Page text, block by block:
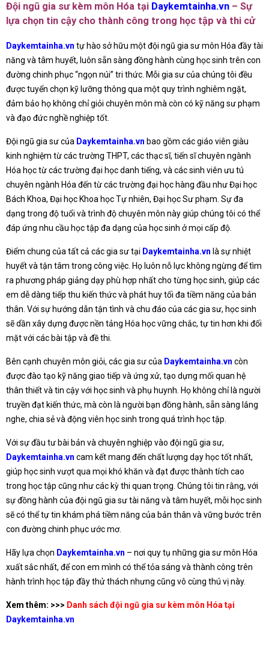
Đội ngũ gia sư kèm môn Hóa tại Daykemtainha.vn – Sự
lựa chọn tin cậy cho thành công trong học tập và thi cử
Daykemtainha.vn tự hào sở hữu một đội ngũ gia sư môn Hóa đầy tài
năng và tâm huyết, luôn sẵn sàng đồng hành cùng học sinh trên con
đường chinh phục “ngọn núi” tri thức. Mỗi gia sư của chúng tôi đều
được tuyển chọn kỹ lưỡng thông qua một quy trình nghiêm ngặt,
đảm bảo họ không chỉ giỏi chuyên môn mà còn có kỹ năng sư phạm
và đạo đức nghề nghiệp tốt.
Đội ngũ gia sư của Daykemtainha.vn bao gồm các giáo viên giàu
kinh nghiệm từ các trường THPT, các thạc sĩ, tiến sĩ chuyên ngành
Hóa học từ các trường đại học danh tiếng, và các sinh viên ưu tú
chuyên ngành Hóa đến từ các trường đại học hàng đầu như Đại học
Bách Khoa, Đại học Khoa học Tự nhiên, Đại học Sư phạm. Sự đa
dạng trong độ tuổi và trình độ chuyên môn này giúp chúng tôi có thể
đáp ứng nhu cầu học tập đa dạng của học sinh ở mọi cấp độ.
Điểm chung của tất cả các gia sư tại Daykemtainha.vn là sự nhiệt
huyết và tận tâm trong công việc. Họ luôn nỗ lực không ngừng để tìm
ra phương pháp giảng dạy phù hợp nhất cho từng học sinh, giúp các
em dễ dàng tiếp thu kiến thức và phát huy tối đa tiềm năng của bản
thân. Với sự hướng dẫn tận tình và chu đáo của các gia sư, học sinh
sẽ dần xây dựng được nền tảng Hóa học vững chắc, tự tin hơn khi đối
mặt với các bài tập và đề thi.
Bên cạnh chuyên môn giỏi, các gia sư của Daykemtainha.vn còn
được đào tạo kỹ năng giao tiếp và ứng xử, tạo dựng mối quan hệ
thân thiết và tin cậy với học sinh và phụ huynh. Họ không chỉ là người
truyền đạt kiến thức, mà còn là người bạn đồng hành, sẵn sàng lắng
nghe, chia sẻ và động viên học sinh trong quá trình học tập.
Với sự đầu tư bài bản và chuyên nghiệp vào đội ngũ gia sư,
Daykemtainha.vn cam kết mang đến chất lượng dạy học tốt nhất,
giúp học sinh vượt qua mọi khó khăn và đạt được thành tích cao
trong học tập cũng như các kỳ thi quan trọng. Chúng tôi tin rằng, với
sự đồng hành của đội ngũ gia sư tài năng và tâm huyết, mỗi học sinh
sẽ có thể tự tin khám phá tiềm năng của bản thân và vững bước trên
con đường chinh phục ước mơ.
Hãy lựa chọn Daykemtainha.vn – nơi quy tụ những gia sư môn Hóa
xuất sắc nhất, để con em mình có thể tỏa sáng và thành công trên
hành trình học tập đầy thử thách nhưng cũng vô cùng thú vị này.
Xem thêm: >>> Danh sách đội ngũ gia sư kèm môn Hóa tại
Daykemtainha.vn